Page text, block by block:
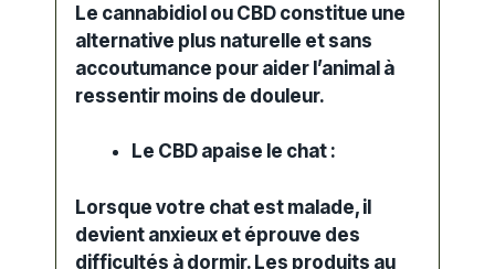
Le cannabidiol ou CBD constitue une
alternative plus naturelle et sans
accoutumance pour aider l’animal à
ressentir moins de douleur.
Le CBD apaise le chat :
Lorsque votre chat est malade, il
devient anxieux et éprouve des
difficultés à dormir. Les produits au